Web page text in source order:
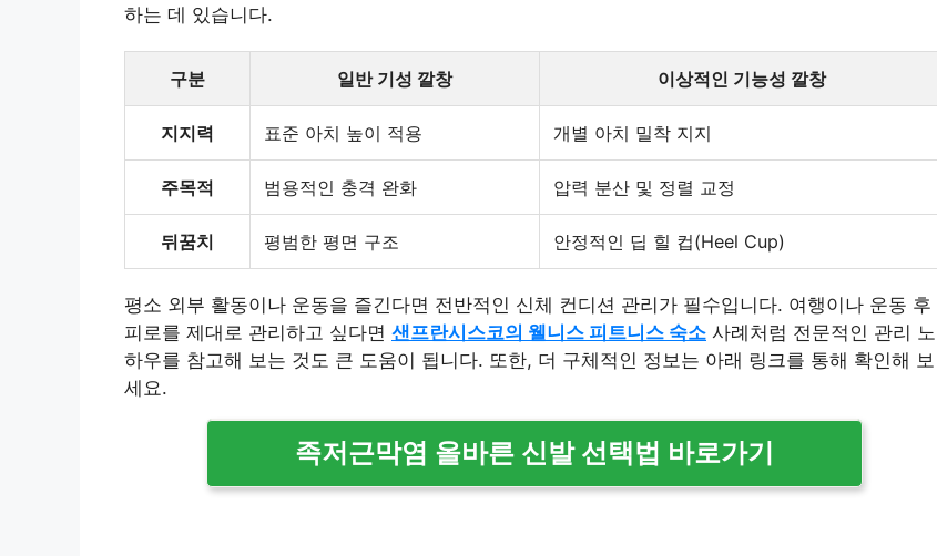
하는 데 있습니다.
구분 일반 기성 깔창 이상적인 기능성 깔창
지지력 표준 아치 높이 적용 개별 아치 밀착 지지
주목적 범용적인 충격 완화 압력 분산 및 정렬 교정
뒤꿈치 평범한 평면 구조 안정적인 딥 힐 컵(Heel Cup)
평소 외부 활동이나 운동을 즐긴다면 전반적인 신체 컨디션 관리가 필수입니다. 여행이나 운동 후
피로를 제대로 관리하고 싶다면 샌프란시스코의 웰니스 피트니스 숙소 사례처럼 전문적인 관리 노
하우를 참고해 보는 것도 큰 도움이 됩니다. 또한, 더 구체적인 정보는 아래 링크를 통해 확인해 보
세요.
족저근막염 올바른 신발 선택법 바로가기